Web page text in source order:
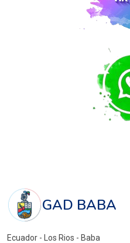
GAD BABA
Ecuador - Los Rios - Baba